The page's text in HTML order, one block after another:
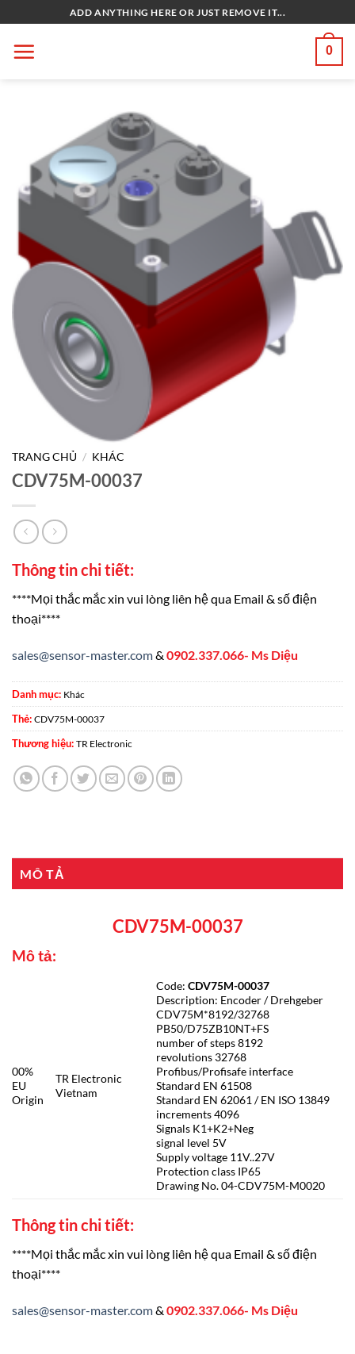
qua
nội
ADD ANYTHING HERE OR JUST REMOVE IT...
0
TRANG CHỦ / KHÁC
CDV75M-00037
Thông tin chi tiết:
****Mọi thắc mắc xin vui lòng liên hệ qua Email & số điện
thoại****
sales@sensor-master.com& 0902.337.066- Ms Diệu
Danh mục: Khác
Thẻ: CDV75M-00037
Thương hiệu: TR Electronic
MÔ TẢ
CDV75M-00037
Mô tả:
00%
EU
Origin
TR Electronic
Vietnam
Code:CDV75M-00037
Description: Encoder / Drehgeber
CDV75M*8192/32768
PB50/D75ZB10NT+FS
number of steps 8192
revolutions 32768
Profibus/Profisafe interface
Standard EN 61508
Standard EN 62061 / EN ISO 13849
increments 4096
Signals K1+K2+Neg
signal level 5V
Supply voltage 11V..27V
Protection class IP65
Drawing No. 04-CDV75M-M0020
Thông tin chi tiết:
****Mọi thắc mắc xin vui lòng liên hệ qua Email & số điện
thoại****
sales@sensor-master.com& 0902.337.066- Ms Diệu